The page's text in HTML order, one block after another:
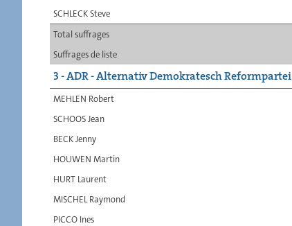
Total suffrages
Suffrages de liste
SCHLECK Steve
3 - ADR - Alternativ Demokratesch Reformpartei
MEHLEN Robert
SCHOOS Jean
BECK Jenny
HOUWEN Martin
HURT Laurent
MISCHEL Raymond
PICCO Ines